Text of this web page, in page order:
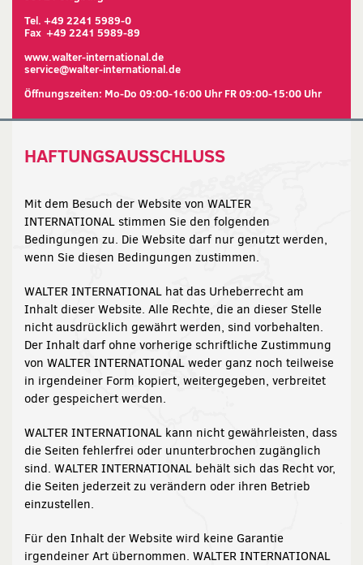
Tel. +49 2241 5989-0
Fax +49 2241 5989-89
www.walter-international.de
service@walter-international.de
Öffnungszeiten: Mo-Do 09:00-16:00 Uhr FR 09:00-15:00 Uhr
HAFTUNGSAUSSCHLUSS
Mit dem Besuch der Website von WALTER
INTERNATIONAL stimmen Sie den folgenden
Bedingungen zu. Die Website darf nur genutzt werden,
wenn Sie diesen Bedingungen zustimmen.
WALTER INTERNATIONAL hat das Urheberrecht am
Inhalt dieser Website. Alle Rechte, die an dieser Stelle
nicht ausdrücklich gewährt werden, sind vorbehalten.
Der Inhalt darf ohne vorherige schriftliche Zustimmung
von WALTER INTERNATIONAL weder ganz noch teilweise
in irgendeiner Form kopiert, weitergegeben, verbreitet
oder gespeichert werden.
WALTER INTERNATIONAL kann nicht gewährleisten, dass
die Seiten fehlerfrei oder ununterbrochen zugänglich
sind. WALTER INTERNATIONAL behält sich das Recht vor,
die Seiten jederzeit zu verändern oder ihren Betrieb
einzustellen.
Für den Inhalt der Website wird keine Garantie
irgendeiner Art übernommen. WALTER INTERNATIONAL